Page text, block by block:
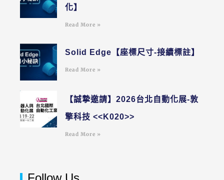
化】
Read More »
Solid Edge【座標尺寸-接續標註】
Read More »
【誠摯邀請】2026台北自動化展-敦
擎科技 <<K020>>
Read More »